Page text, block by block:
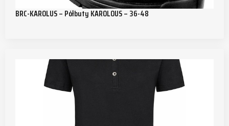
BRC-KAROLUS – Półbuty KAROLOUS – 36-48